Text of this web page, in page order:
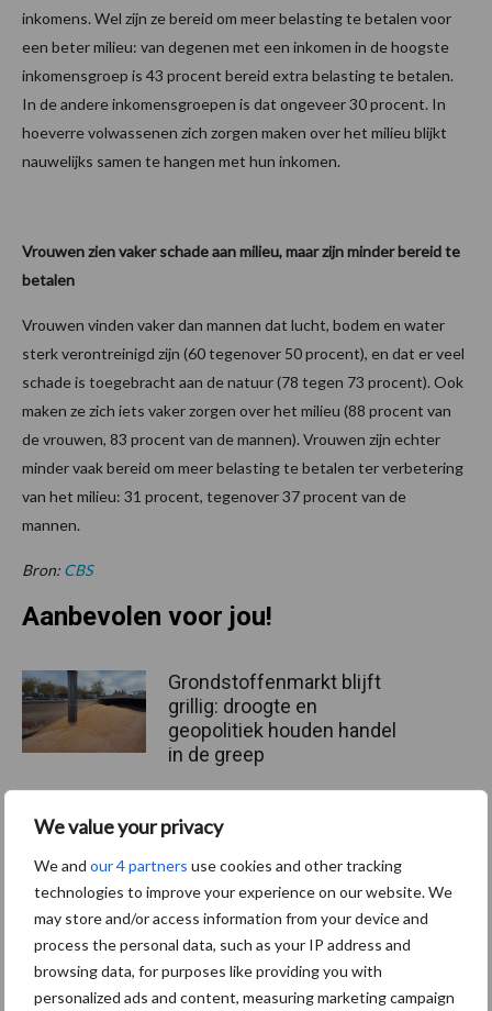
We value your privacy
We and our 4 partners use cookies and other tracking
technologies to improve your experience on our website. We
may store and/or access information from your device and
process the personal data, such as your IP address and
browsing data, for purposes like providing you with
personalized ads and content, measuring marketing campaign
inkomens. Wel zijn ze bereid om meer belasting te betalen voor
een beter milieu: van degenen met een inkomen in de hoogste
inkomensgroep is 43 procent bereid extra belasting te betalen.
In de andere inkomensgroepen is dat ongeveer 30 procent. In
hoeverre volwassenen zich zorgen maken over het milieu blijkt
nauwelijks samen te hangen met hun inkomen.
Vrouwen zien vaker schade aan milieu, maar zijn minder bereid te
betalen
Vrouwen vinden vaker dan mannen dat lucht, bodem en water
sterk verontreinigd zijn (60 tegenover 50 procent), en dat er veel
schade is toegebracht aan de natuur (78 tegen 73 procent). Ook
maken ze zich iets vaker zorgen over het milieu (88 procent van
de vrouwen, 83 procent van de mannen). Vrouwen zijn echter
minder vaak bereid om meer belasting te betalen ter verbetering
van het milieu: 31 procent, tegenover 37 procent van de
mannen.
Bron: CBS
Aanbevolen voor jou!
Grondstoffenmarkt blijft
grillig: droogte en
geopolitiek houden handel
in de greep
De speenhuid: een vaak
voor mastitis
ForFarmers ziet volume en
marktaandeel groeien in